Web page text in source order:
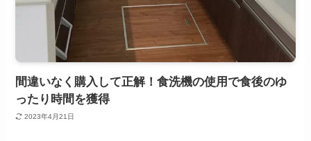
間違いなく購入して正解！食洗機の使用で食後のゆ
ったり時間を獲得
2023年4月21日